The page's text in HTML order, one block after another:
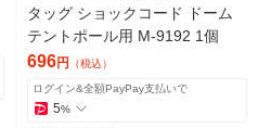
タッグ ショックコード ドーム
テントポール用 M-9192 1個
696円 （税込）
ログイン&全額PayPay支払いで
5%